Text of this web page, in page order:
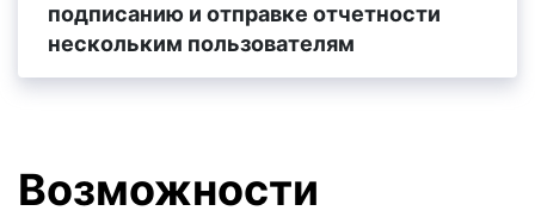
подписанию и отправке отчетности
нескольким пользователям
Возможности